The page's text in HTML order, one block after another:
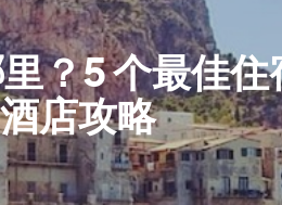
？5 个最佳住
店攻略